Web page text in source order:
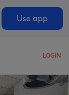
Use app
LOGIN